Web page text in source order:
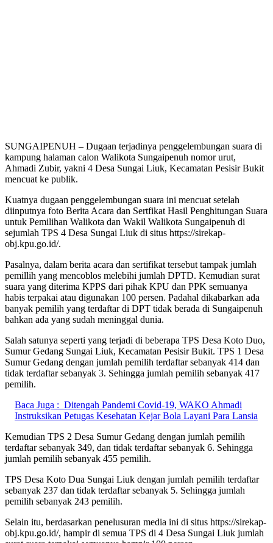
SUNGAIPENUH – Dugaan terjadinya penggelembungan suara di
kampung halaman calon Walikota Sungaipenuh nomor urut,
Ahmadi Zubir, yakni 4 Desa Sungai Liuk, Kecamatan Pesisir Bukit
mencuat ke publik.
Kuatnya dugaan penggelembungan suara ini mencuat setelah
diinputnya foto Berita Acara dan Sertfikat Hasil Penghitungan Suara
untuk Pemilihan Walikota dan Wakil Walikota Sungaipenuh di
sejumlah TPS 4 Desa Sungai Liuk di situs https://sirekap-
obj.kpu.go.id/.
Pasalnya, dalam berita acara dan sertifikat tersebut tampak jumlah
pemillih yang mencoblos melebihi jumlah DPTD. Kemudian surat
suara yang diterima KPPS dari pihak KPU dan PPK semuanya
habis terpakai atau digunakan 100 persen. Padahal dikabarkan ada
banyak pemilih yang terdaftar di DPT tidak berada di Sungaipenuh
bahkan ada yang sudah meninggal dunia.
Salah satunya seperti yang terjadi di beberapa TPS Desa Koto Duo,
Sumur Gedang Sungai Liuk, Kecamatan Pesisir Bukit. TPS 1 Desa
Sumur Gedang dengan jumlah pemilih terdaftar sebanyak 414 dan
tidak terdaftar sebanyak 3. Sehingga jumlah pemilih sebanyak 417
pemilih.
Baca Juga : Ditengah Pandemi Covid-19, WAKO Ahmadi
Instruksikan Petugas Kesehatan Kejar Bola Layani Para Lansia
Kemudian TPS 2 Desa Sumur Gedang dengan jumlah pemilih
terdaftar sebanyak 349, dan tidak terdaftar sebanyak 6. Sehingga
jumlah pemilih sebanyak 455 pemilih.
TPS Desa Koto Dua Sungai Liuk dengan jumlah pemilih terdaftar
sebanyak 237 dan tidak terdaftar sebanyak 5. Sehingga jumlah
pemilih sebanyak 243 pemilih.
Selain itu, berdasarkan penelusuran media ini di situs https://sirekap-
obj.kpu.go.id/, hampir di semua TPS di 4 Desa Sungai Liuk jumlah